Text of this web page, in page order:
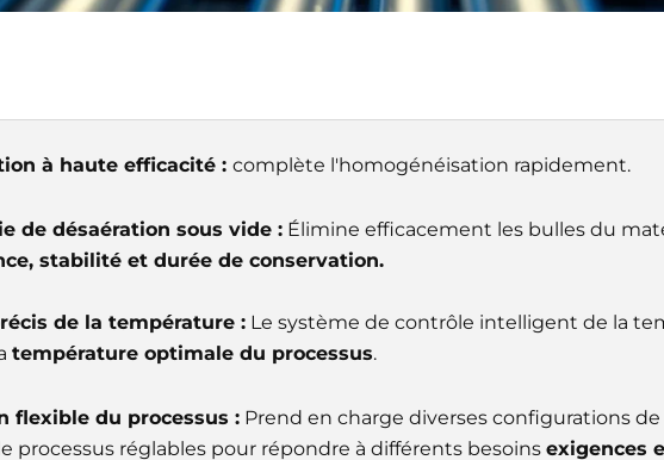
à haute efficacité : complète l'homogénéisation rapidement.
de désaération sous vide :Élimine efficacement les bulles du
stabilité et durée de conservation.
de la température :Le système de contrôle intelligent de la
température optimale du processus.
flexible du processus :Prend en charge diverses configurations
processus réglables pour répondre à différents besoins exigences